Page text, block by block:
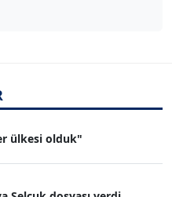
ülkesi olduk"